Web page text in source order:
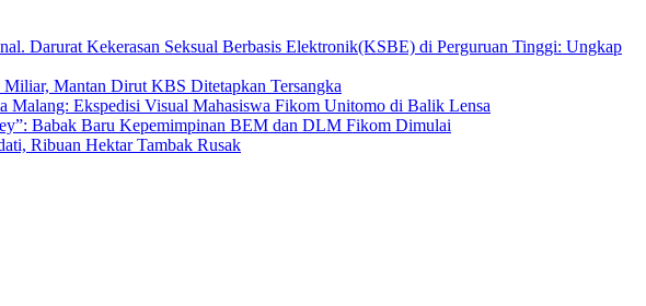
Darurat Kekerasan Seksual Berbasis Elektronik(KSBE) di Perguruan Tinggi: Ungkap
Mantan Dirut KBS Ditetapkan Tersangka
Malang: Ekspedisi Visual Mahasiswa Fikom Unitomo di Balik Lensa
Babak Baru Kepemimpinan BEM dan DLM Fikom Dimulai
Ribuan Hektar Tambak Rusak